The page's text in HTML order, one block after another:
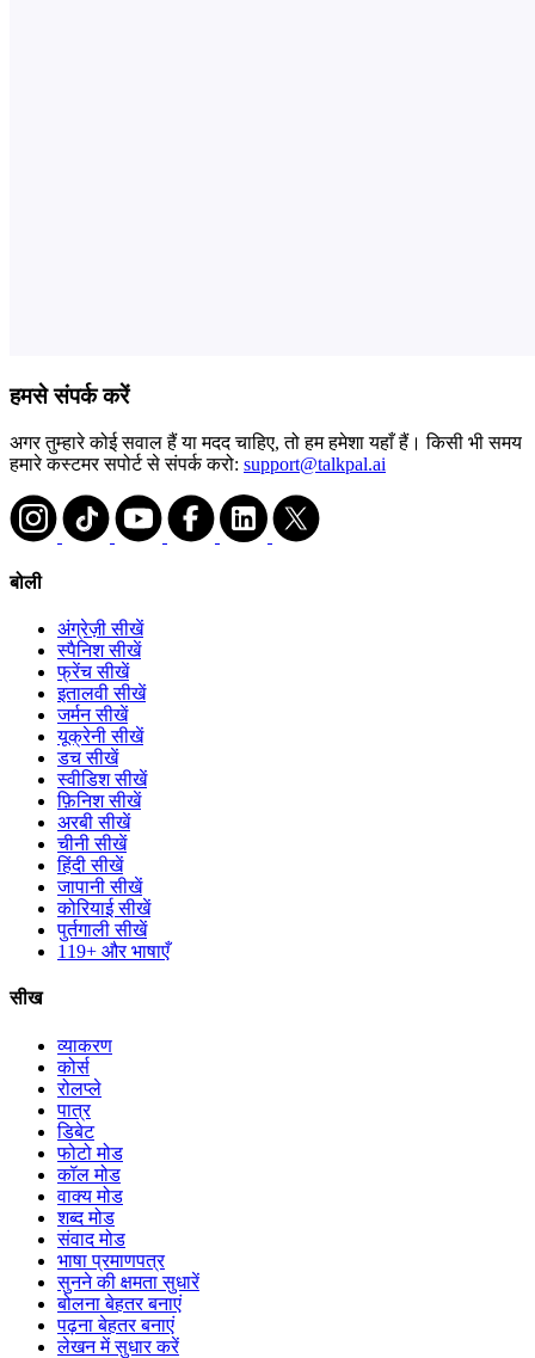
हमसे संपर्क करें
अगर तुम्हारे कोई सवाल हैं या मदद चाहिए, तो हम हमेशा यहाँ हैं। किसी भी समय
हमारे कस्टमर सपोर्ट से संपर्क करो: support@talkpal.ai
बोली
अंग्रेज़ी सीखें
स्पैनिश सीखें
फ्रेंच सीखें
इतालवी सीखें
जर्मन सीखें
यूक्रेनी सीखें
डच सीखें
स्वीडिश सीखें
फ़िनिश सीखें
अरबी सीखें
चीनी सीखें
हिंदी सीखें
जापानी सीखें
कोरियाई सीखें
पुर्तगाली सीखें
119+ और भाषाएँ
सीख
व्याकरण
कोर्स
रोलप्ले
पात्र
डिबेट
फोटो मोड
कॉल मोड
वाक्य मोड
शब्द मोड
संवाद मोड
भाषा प्रमाणपत्र
सुनने की क्षमता सुधारें
बोलना बेहतर बनाएं
पढ़ना बेहतर बनाएं
लेखन में सुधार करें